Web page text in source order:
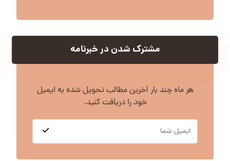
مشترک شدن در خبرنامه
هر ماه چند بار آخرین مطالب تحویل شده به ایمیل
خود را دریافت کنید.